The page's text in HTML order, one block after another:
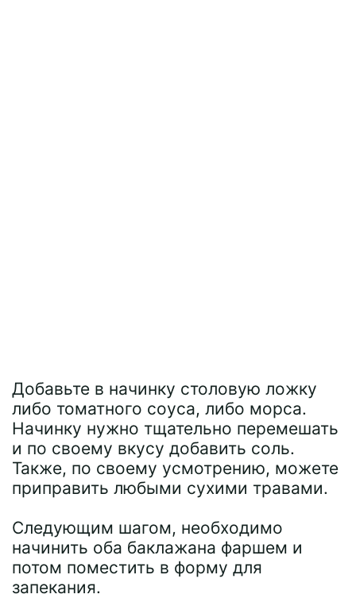
Добавьте в начинку столовую ложку
либо томатного соуса, либо морса.
Начинку нужно тщательно перемешать
и по своему вкусу добавить соль.
Также, по своему усмотрению, можете
приправить любыми сухими травами.
Следующим шагом, необходимо
начинить оба баклажана фаршем и
потом поместить в форму для
запекания.